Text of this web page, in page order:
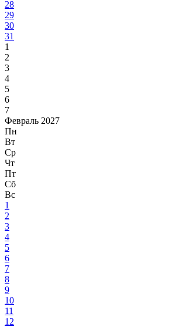
28
29
30
31
1
2
3
4
5
6
7
Февраль 2027
Пн
Вт
Ср
Чт
Пт
Сб
Вс
1
2
3
4
5
6
7
8
9
10
11
12